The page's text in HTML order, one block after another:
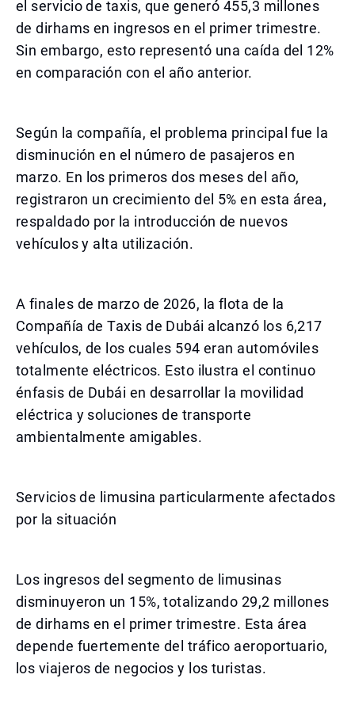
el servicio de taxis, que generó 455,3 millones
de dirhams en ingresos en el primer trimestre.
Sin embargo, esto representó una caída del 12%
en comparación con el año anterior.
Según la compañía, el problema principal fue la
disminución en el número de pasajeros en
marzo. En los primeros dos meses del año,
registraron un crecimiento del 5% en esta área,
respaldado por la introducción de nuevos
vehículos y alta utilización.
A finales de marzo de 2026, la flota de la
Compañía de Taxis de Dubái alcanzó los 6,217
vehículos, de los cuales 594 eran automóviles
totalmente eléctricos. Esto ilustra el continuo
énfasis de Dubái en desarrollar la movilidad
eléctrica y soluciones de transporte
ambientalmente amigables.
Servicios de limusina particularmente afectados
por la situación
Los ingresos del segmento de limusinas
disminuyeron un 15%, totalizando 29,2 millones
de dirhams en el primer trimestre. Esta área
depende fuertemente del tráfico aeroportuario,
los viajeros de negocios y los turistas.